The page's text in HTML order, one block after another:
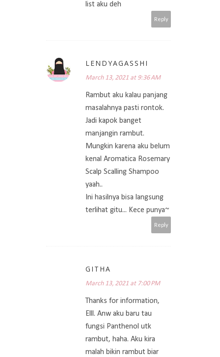
list aku deh
Reply
LENDYAGASSHI
March 13, 2021 at 9:36 AM
Rambut aku kalau panjang
masalahnya pasti rontok.
Jadi kapok banget
manjangin rambut.
Mungkin karena aku belum
kenal Aromatica Rosemary
Scalp Scalling Shampoo
yaah..
Ini hasilnya bisa langsung
terlihat gitu... Kece punya~
Reply
GITHA
March 13, 2021 at 7:00 PM
Thanks for information,
Elll. Anw aku baru tau
fungsi Panthenol utk
rambut, haha. Aku kira
malah bikin rambut biar